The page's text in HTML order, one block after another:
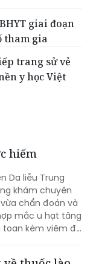
gia
trang sử vẻ
y học Việt
hiếm
Da liễu Trung
khám chuyên
chẩn đoán và
mắc u hạt tăng
kèm viêm đa
– một bệnh lý
thước nhỏ và
về thuốc lào